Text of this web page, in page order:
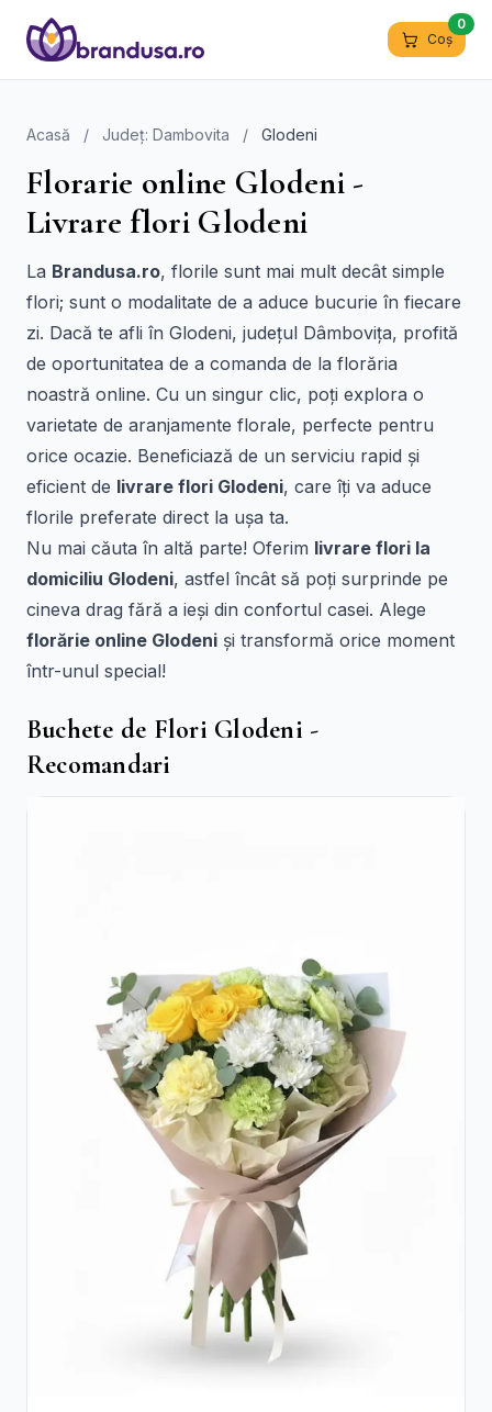
Coș
0
Acasă / Județ: Dambovita / Glodeni
Florarie online Glodeni -
Livrare flori Glodeni
La Brandusa.ro, florile sunt mai mult decât simple
flori; sunt o modalitate de a aduce bucurie în fiecare
zi. Dacă te afli în Glodeni, județul Dâmbovița, profită
de oportunitatea de a comanda de la florăria
noastră online. Cu un singur clic, poți explora o
varietate de aranjamente florale, perfecte pentru
orice ocazie. Beneficiază de un serviciu rapid și
eficient de livrare flori Glodeni, care îți va aduce
florile preferate direct la ușa ta.
Nu mai căuta în altă parte! Oferim livrare flori la
domiciliu Glodeni, astfel încât să poți surprinde pe
cineva drag fără a ieși din confortul casei. Alege
florărie online Glodeni și transformă orice moment
într-unul special!
Buchete de Flori Glodeni -
Recomandari